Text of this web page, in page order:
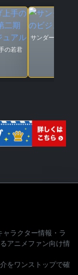
の若君
サンダー３
ラクター情報・ラ
アニメファン向け情
をワンストップで確